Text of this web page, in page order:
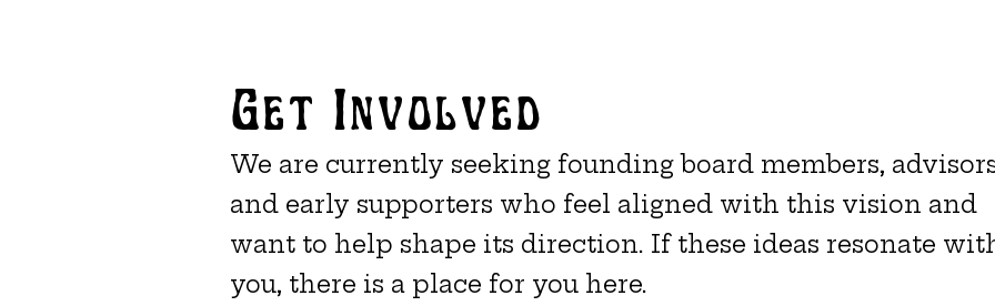
Get Involved
We are currently seeking founding board members,
and early supporters who feel aligned with this vision and
want to help shape its direction. If these ideas resonate
you, there is a place for you here.